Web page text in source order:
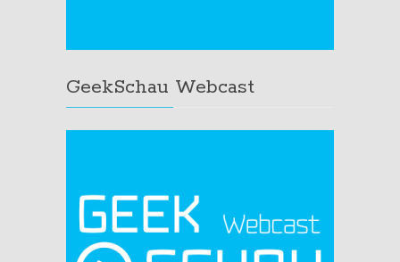
GeekSchau Webcast